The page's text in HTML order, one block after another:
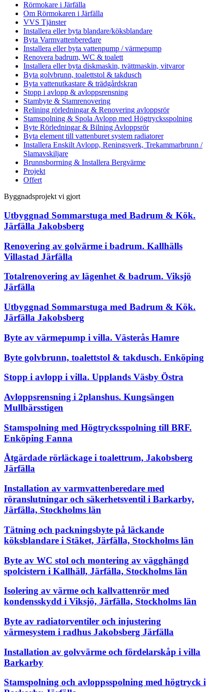
Rörmokare i Järfälla
Om Rörmokaren i Järfälla
VVS Tjänster
Installera eller byta blandare/köksblandare
Byta Varmvattenberedare
Installera eller byta vattenpump / värmepump
Renovera badrum, WC & toalett
Installera eller byta diskmaskin, tvättmaskin, vitvaror
Byta golvbrunn, toalettstol & takdusch
Byta vattenutkastare & trädgårdskran
Stopp i avlopp & avloppsrensning
Stambyte & Stamrenovering
Relining rörledningar & Renovering avloppsrör
Stamspolning & Spola Avlopp med Högtrycksspolning
Byte Rörledningar & Bilning Avloppsrör
Byta element till vattenburet system radiatorer
Installera Enskilt Avlopp, Reningsverk, Trekammarbrunn /
Slamavskiljare
Brunnsborrning & Installera Bergvärme
Projekt
Offert
Byggnadsprojekt vi gjort
Utbyggnad Sommarstuga med Badrum & Kök.
Järfälla Jakobsberg
Renovering av golvärme i badrum. Kallhälls
Villastad Järfälla
Totalrenovering av lägenhet & badrum. Viksjö
Järfälla
Utbyggnad Sommarstuga med Badrum & Kök.
Järfälla Jakobsberg
Byte av värmepump i villa. Västerås Hamre
Byte golvbrunn, toalettstol & takdusch. Enköping
Stopp i avlopp i villa. Upplands Väsby Östra
Avloppsrensning i 2planshus. Kungsängen
Mullbärsstigen
Stamspolning med Högtrycksspolning till BRF.
Enköping Fanna
Åtgärdade rörläckage i toalettrum, Jakobsberg
Järfälla
Installation av varmvattenberedare med
röranslutningar och säkerhetsventil i Barkarby,
Järfälla, Stockholms län
Tätning och packningsbyte på läckande
köksblandare i Stäket, Järfälla, Stockholms län
Byte av WC stol och montering av vägghängd
spolcistern i Kallhäll, Järfälla, Stockholms län
Isolering av värme och kallvattenrör med
kondensskydd i Viksjö, Järfälla, Stockholms län
Byte av radiatorventiler och injustering
värmesystem i radhus Jakobsberg Järfälla
Installation av golvvärme och fördelarskåp i villa
Barkarby
Stamspolning och avloppsspolning med högtryck i